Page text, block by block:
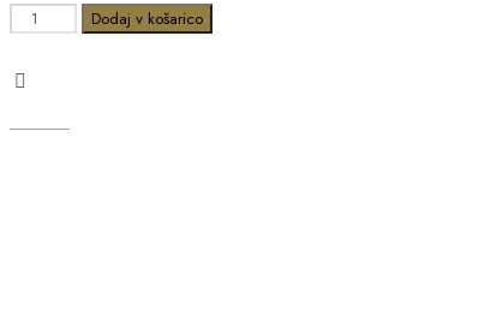
Elleebana
Power
Bond
Black,
Dodaj v košarico